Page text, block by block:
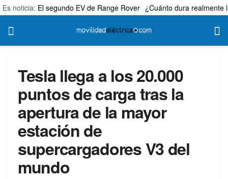
Es noticia: El segundo EV de Range Rover ¿Cuánto dura realmente
Tesla llega a los 20.000
puntos de carga tras la
apertura de la mayor
estación de
supercargadores V3 del
mundo